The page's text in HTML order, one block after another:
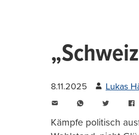
8.11.2025 Lukas
WhatsAppTwitter
Kämpfe politisch